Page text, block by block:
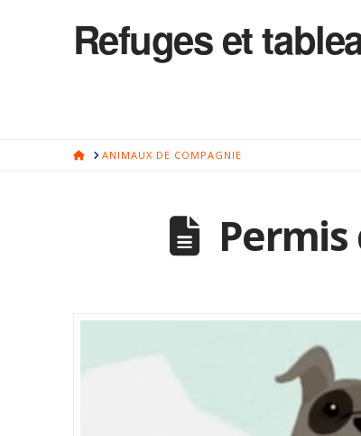
Refuges et
HOMEANIMAUX DE COMPAGNIE